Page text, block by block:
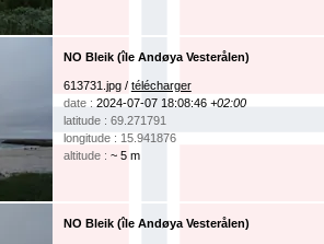
NO Bleik (île Andøya Vesterålen)
613731.jpg / télécharger
date : 2024-07-07 18:08:46 +02:00
latitude : 69.271791
longitude : 15.941876
altitude : ~ 5 m
NO Bleik (île Andøya Vesterålen)